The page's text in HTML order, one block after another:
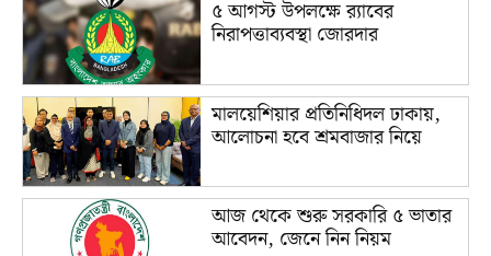
৫ আগস্ট উপলক্ষে র‌্যাবের
নিরাপত্তাব্যবস্থা জোরদার
মালয়েশিয়ার প্রতিনিধিদল ঢাকায়,
আলোচনা হবে শ্রমবাজার নিয়ে
আজ থেকে শুরু সরকারি ৫ ভাতার
আবেদন, জেনে নিন নিয়ম